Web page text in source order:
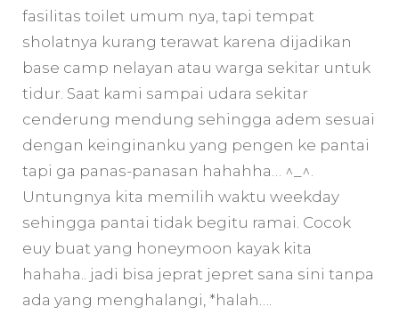
fasilitas toilet umum nya, tapi tempat
sholatnya kurang terawat karena dijadikan
base camp nelayan atau warga sekitar untuk
tidur. Saat kami sampai udara sekitar
cenderung mendung sehingga adem sesuai
dengan keinginanku yang pengen ke pantai
tapi ga panas-panasan hahahha… ^_^.
Untungnya kita memilih waktu weekday
sehingga pantai tidak begitu ramai. Cocok
euy buat yang honeymoon kayak kita
hahaha.. jadi bisa jeprat jepret sana sini tanpa
ada yang menghalangi, *halah….